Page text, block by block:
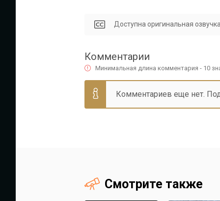
Доступна оригинальная
Комментарии
Минимальная длина комментария - 10
Комментариев еще нет.
Смотрите также